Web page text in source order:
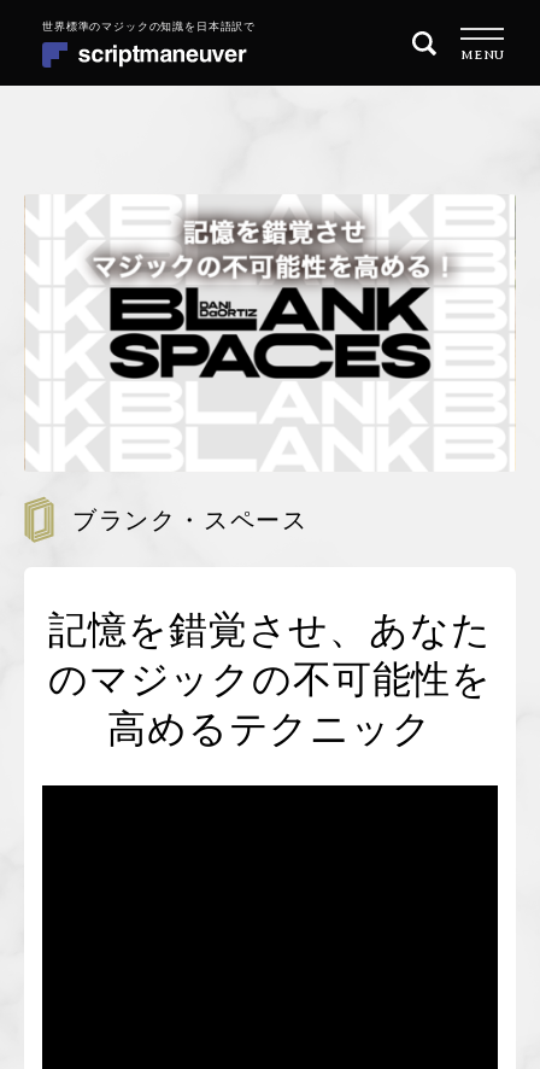
商品一覧
目的別に探す
MAGIC 101 マジックの始め方
REPERTOIRE レパートリーを増やす
QUARITY OF PERFORMANCE 演技の質を高めたい
会社概要
お問い合わせ
ナ
ビ
ゲ
ン
へ
ス
ッ
プ
コ
ン
テ
ス
キ
ッ
MENU
ブランク・スペース
記憶を錯覚させ、あなた
のマジックの不可能性を
高めるテクニック